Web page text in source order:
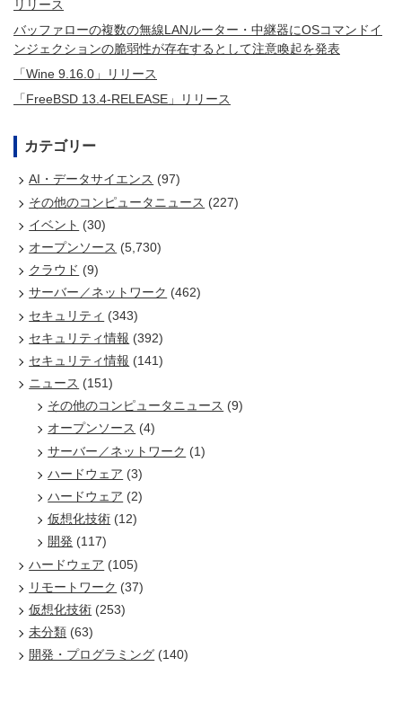
リリース
バッファローの複数の無線LANルーター・中継器にOSコマンドイ
ンジェクションの脆弱性が存在するとして注意喚起を発表
「Wine 9.16.0」リリース
「FreeBSD 13.4-RELEASE」リリース
カテゴリー
AI・データサイエンス (97)
その他のコンピュータニュース (227)
イベント (30)
オープンソース (5,730)
クラウド (9)
サーバー／ネットワーク (462)
セキュリティ (343)
セキュリティ情報 (392)
セキュリティ情報 (141)
ニュース (151)
その他のコンピュータニュース (9)
オープンソース (4)
サーバー／ネットワーク (1)
ハードウェア (3)
ハードウェア (2)
仮想化技術 (12)
開発 (117)
ハードウェア (105)
リモートワーク (37)
仮想化技術 (253)
未分類 (63)
開発・プログラミング (140)